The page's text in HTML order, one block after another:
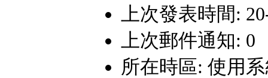
上次發表時間:
上次郵件通知: 0
所在時區: 使用